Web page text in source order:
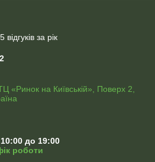
за рік
«Ринок на Київській», Поверх 2,
до 19:00
роботи